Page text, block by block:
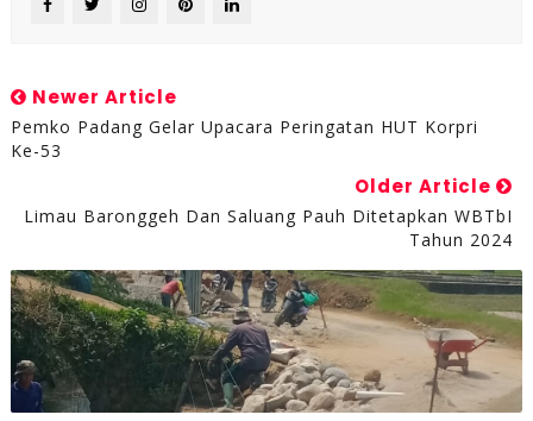
Newer Article
Pemko Padang Gelar Upacara Peringatan HUT Korpri
Ke-53
Older Article
Limau Baronggeh Dan Saluang Pauh Ditetapkan WBTbI
Tahun 2024